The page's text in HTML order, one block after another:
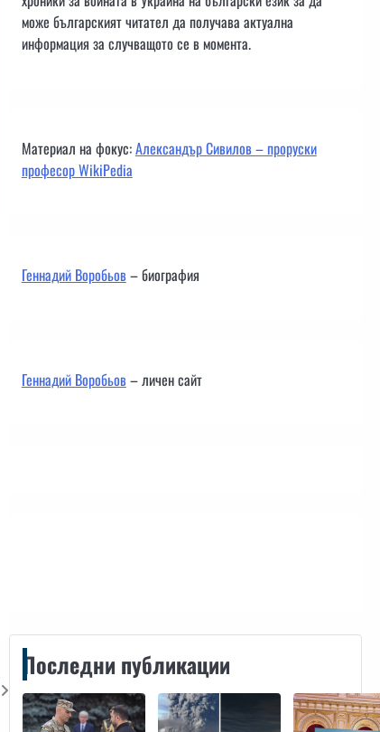
може българският читател да получава актуална
информация за случващото се в момента.
Материал на фокус:Александър Сивилов – проруски
професор WikiPedia
Геннадий Воробьов– биография
Геннадий Воробьов– личен сайт
Последни публикации